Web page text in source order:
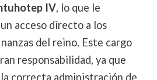
IV, lo que le
acceso directo a los
del reino. Este cargo
responsabilidad, ya que
correcta administración de